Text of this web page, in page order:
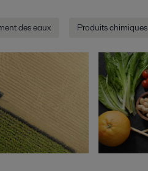
des eaux Produits chimiques